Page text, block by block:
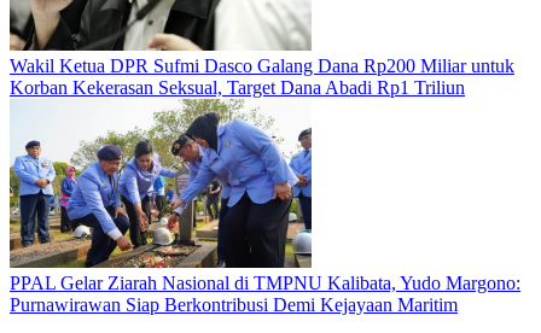
Wakil Ketua DPR Sufmi Dasco Galang Dana Rp200 Miliar untuk
Korban Kekerasan Seksual, Target Dana Abadi Rp1 Triliun
PPAL Gelar Ziarah Nasional di TMPNU Kalibata, Yudo Margono:
Purnawirawan Siap Berkontribusi Demi Kejayaan Maritim